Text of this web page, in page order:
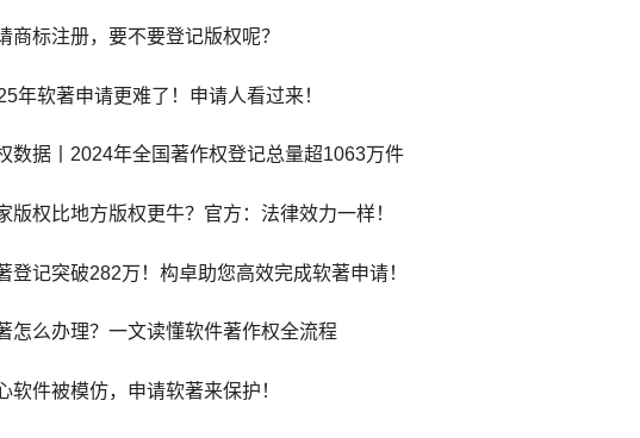
商标注册，要不要登记版权呢？
年软著申请更难了！申请人看过来！
数据丨2024年全国著作权登记总量超1063万件
版权比地方版权更牛？官方：法律效力一样！
登记突破282万！构卓助您高效完成软著申请！
怎么办理？一文读懂软件著作权全流程
软件被模仿，申请软著来保护！